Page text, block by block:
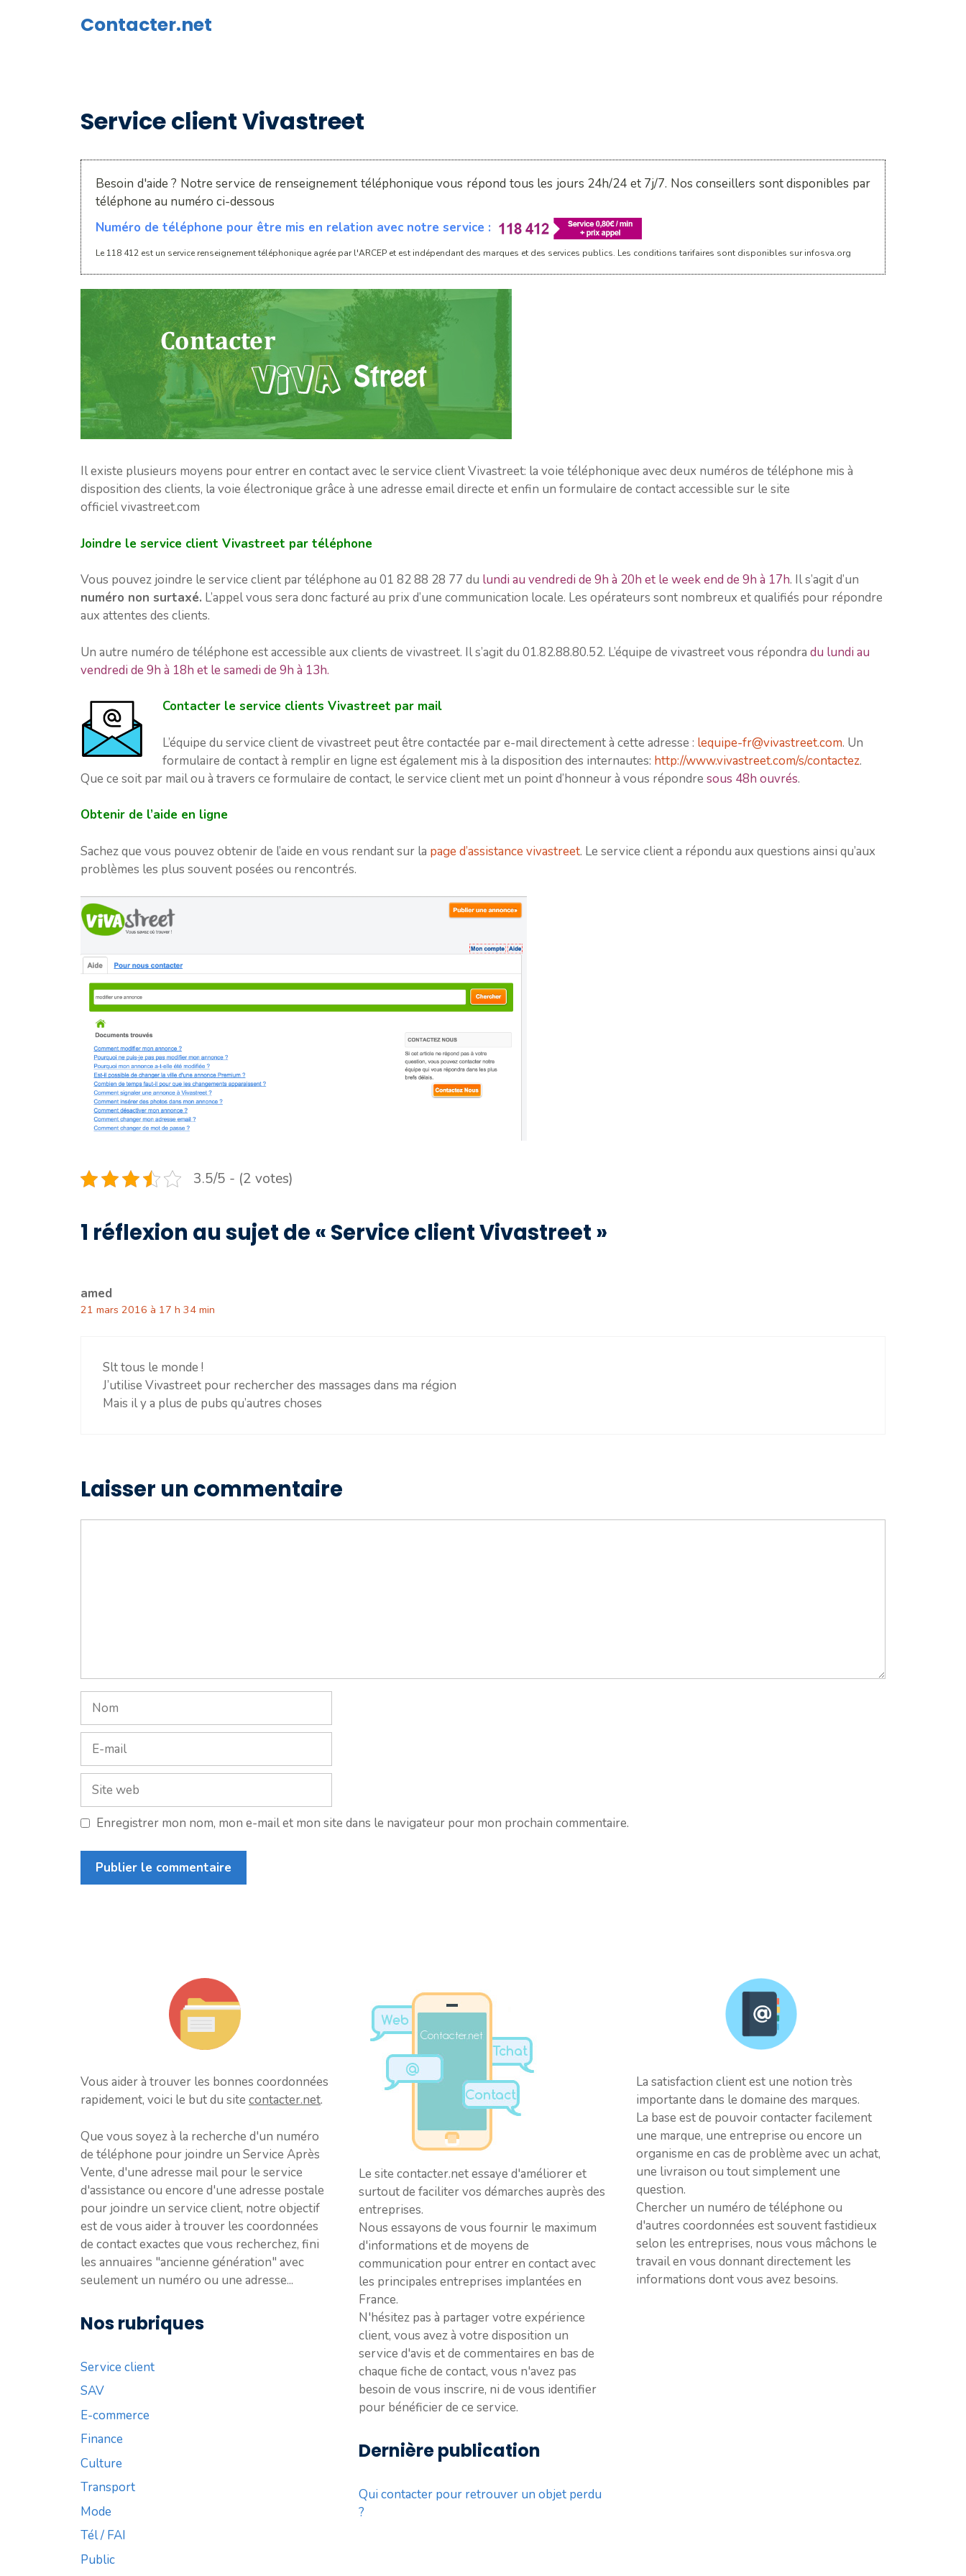
Contacter.net
Service client Vivastreet
Besoin d'aide ? Notre service de renseignement téléphonique vous répond tous les jours 24h/24 et 7j/7. Nos conseillers sont disponibles par
téléphone au numéro ci-dessous
Numéro de téléphone pour être mis en relation avec notre service :
Le 118 412 est un service renseignement téléphonique agrée par l'ARCEP et est indépendant des marques et des services publics. Les conditions tarifaires sont disponibles sur infosva.org
Il existe plusieurs moyens pour entrer en contact avec le service client Vivastreet: la voie téléphonique avec deux numéros de téléphone mis à
disposition des clients, la voie électronique grâce à une adresse email directe et enfin un formulaire de contact accessible sur le site
officiel vivastreet.com
Joindre le service client Vivastreet par téléphone
Vous pouvez joindre le service client par téléphone au 01 82 88 28 77 du lundi au vendredi de 9h à 20h et le week end de 9h à 17h. Il s’agit d’un
numéro non surtaxé. L’appel vous sera donc facturé au prix d’une communication locale. Les opérateurs sont nombreux et qualifiés pour répondre
aux attentes des clients.
Un autre numéro de téléphone est accessible aux clients de vivastreet. Il s’agit du 01.82.88.80.52. L’équipe de vivastreet vous répondra du lundi au
vendredi de 9h à 18h et le samedi de 9h à 13h.
Contacter le service clients Vivastreet par mail
L’équipe du service client de vivastreet peut être contactée par e-mail directement à cette adresse : lequipe-fr@vivastreet.com. Un
formulaire de contact à remplir en ligne est également mis à la disposition des internautes: http://www.vivastreet.com/s/contactez.
Que ce soit par mail ou à travers ce formulaire de contact, le service client met un point d’honneur à vous répondre sous 48h ouvrés.
Obtenir de l’aide en ligne
Sachez que vous pouvez obtenir de l’aide en vous rendant sur la page d’assistance vivastreet. Le service client a répondu aux questions ainsi qu’aux
problèmes les plus souvent posées ou rencontrés.
3.5/5 - (2 votes)
1 réflexion au sujet de « Service client Vivastreet »
amed
21 mars 2016 à 17 h 34 min
Slt tous le monde !
J’utilise Vivastreet pour rechercher des massages dans ma région
Mais il y a plus de pubs qu’autres choses
Laisser un commentaire
Nom
mail
Site
web
Enregistrer mon nom, mon e-mail et mon site dans le navigateur pour mon prochain commentaire.
Vous aider à trouver les bonnes coordonnées
rapidement, voici le but du site contacter.net.
Que vous soyez à la recherche d'un numéro
de téléphone pour joindre un Service Après
Vente, d'une adresse mail pour le service
d'assistance ou encore d'une adresse postale
pour joindre un service client, notre objectif
est de vous aider à trouver les coordonnées
de contact exactes que vous recherchez, fini
les annuaires "ancienne génération" avec
seulement un numéro ou une adresse...
Nos rubriques
Service client
SAV
E-commerce
Finance
Culture
Transport
Mode
Tél / FAI
Public
Le site contacter.net essaye d'améliorer et
surtout de faciliter vos démarches auprès des
entreprises.
Nous essayons de vous fournir le maximum
d'informations et de moyens de
communication pour entrer en contact avec
les principales entreprises implantées en
France.
N'hésitez pas à partager votre expérience
client, vous avez à votre disposition un
service d'avis et de commentaires en bas de
chaque fiche de contact, vous n'avez pas
besoin de vous inscrire, ni de vous identifier
pour bénéficier de ce service.
Dernière publication
Qui contacter pour retrouver un objet perdu
?
La satisfaction client est une notion très
importante dans le domaine des marques.
La base est de pouvoir contacter facilement
une marque, une entreprise ou encore un
organisme en cas de problème avec un achat,
une livraison ou tout simplement une
question.
Chercher un numéro de téléphone ou
d'autres coordonnées est souvent fastidieux
selon les entreprises, nous vous mâchons le
travail en vous donnant directement les
informations dont vous avez besoins.